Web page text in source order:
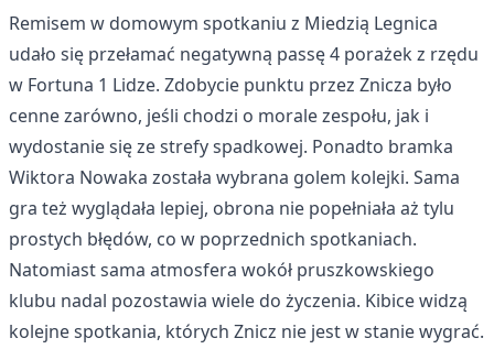
Remisem w domowym spotkaniu z Miedzią Legnica
udało się przełamać negatywną passę 4 porażek z rzędu
w Fortuna 1 Lidze. Zdobycie punktu przez Znicza było
cenne zarówno, jeśli chodzi o morale zespołu, jak i
wydostanie się ze strefy spadkowej. Ponadto bramka
Wiktora Nowaka została wybrana golem kolejki. Sama
gra też wyglądała lepiej, obrona nie popełniała aż tylu
prostych błędów, co w poprzednich spotkaniach.
Natomiast sama atmosfera wokół pruszkowskiego
klubu nadal pozostawia wiele do życzenia. Kibice widzą
kolejne spotkania, których Znicz nie jest w stanie wygrać.